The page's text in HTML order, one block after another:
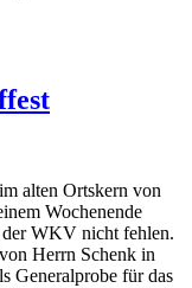
alten Ortskern von
Wochenende
der WKV nicht fehlen.
Herrn Schenk in
Generalprobe für das